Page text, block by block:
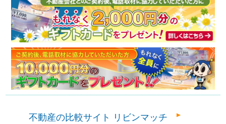
不動産の比較サイト リビンマッチ